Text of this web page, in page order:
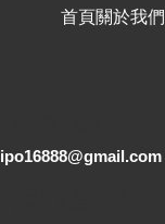
首頁關於我們
ipo16888@gmail.com